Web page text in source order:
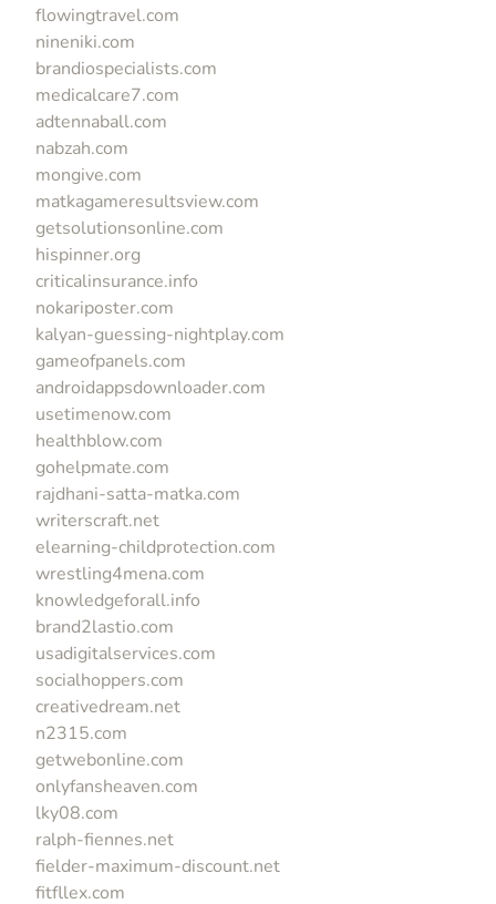
flowingtravel.com
nineniki.com
brandiospecialists.com
medicalcare7.com
adtennaball.com
nabzah.com
mongive.com
matkagameresultsview.com
getsolutionsonline.com
hispinner.org
criticalinsurance.info
nokariposter.com
kalyan-guessing-nightplay.com
gameofpanels.com
androidappsdownloader.com
usetimenow.com
healthblow.com
gohelpmate.com
rajdhani-satta-matka.com
writerscraft.net
elearning-childprotection.com
wrestling4mena.com
knowledgeforall.info
brand2lastio.com
usadigitalservices.com
socialhoppers.com
creativedream.net
n2315.com
getwebonline.com
onlyfansheaven.com
lky08.com
ralph-fiennes.net
fielder-maximum-discount.net
fitfllex.com